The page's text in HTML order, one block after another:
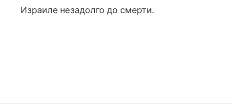
Израиле незадолго до смерти.